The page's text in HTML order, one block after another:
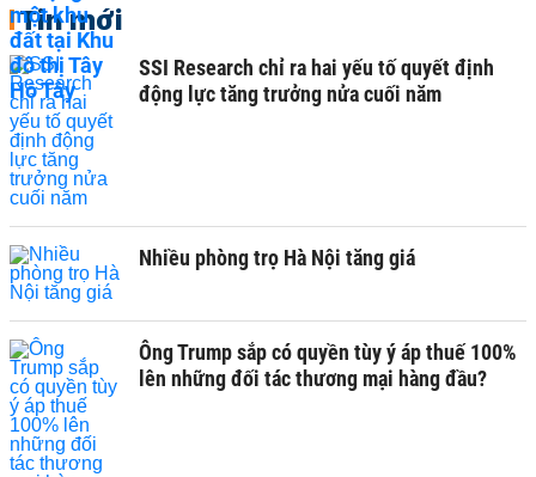
Tin mới
SSI Research chỉ ra hai yếu tố quyết định
động lực tăng trưởng nửa cuối năm
Nhiều phòng trọ Hà Nội tăng giá
Ông Trump sắp có quyền tùy ý áp thuế 100%
lên những đối tác thương mại hàng đầu?